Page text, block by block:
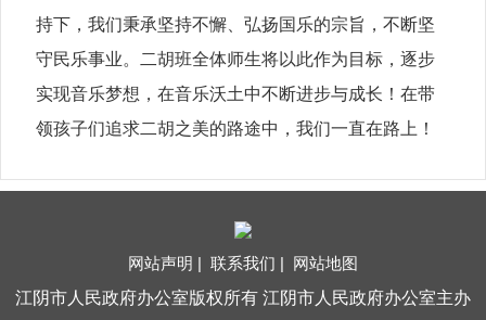
持下，我们秉承坚持不懈、弘扬国乐的宗旨，不断坚
守民乐事业。二胡班全体师生将以此作为目标，逐步
实现音乐梦想，在音乐沃土中不断进步与成长！在带
领孩子们追求二胡之美的路途中，我们一直在路上！
网站声明 | 联系我们 | 网站地图
江阴市人民政府办公室版权所有 江阴市人民政府办公室主办